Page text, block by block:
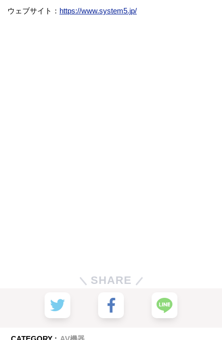
ウェブサイト： https://www.system5.jp/
SHARE